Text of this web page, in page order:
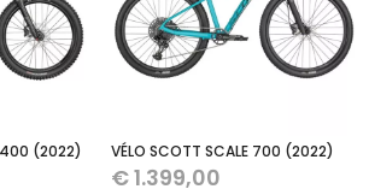
400 (2022) VÉLO SCOTT SCALE 700 (2022)
€1.399,00